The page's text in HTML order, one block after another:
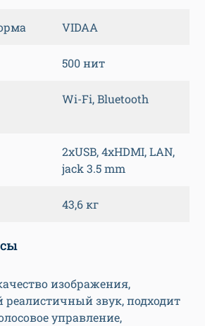
VIDAA
500 нит
Wi-Fi, Bluetooth
2xUSB, 4xHDMI, LAN,
jack 3.5 mm
43,6 кг
изображения,
звук, подходит
управление,